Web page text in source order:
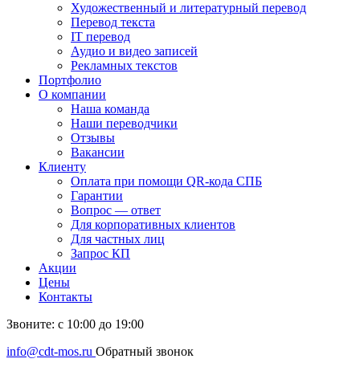
Художественный и литературный перевод
Перевод текста
IT перевод
Аудио и видео записей
Рекламных текстов
Портфолио
О компании
Наша команда
Наши переводчики
Отзывы
Вакансии
Клиенту
Оплата при помощи QR-кода СПБ
Гарантии
Вопрос — ответ
Для корпоративных клиентов
Для частных лиц
Запрос КП
Акции
Цены
Контакты
Звоните: с 10:00 до 19:00
info@cdt-mos.ru Обратный звонок